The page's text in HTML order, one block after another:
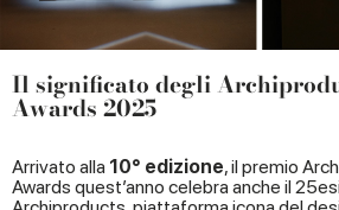
Il significato degli
Awards 2025
Arrivato alla 10° edizione, il premio
Awards quest’anno celebra anche il